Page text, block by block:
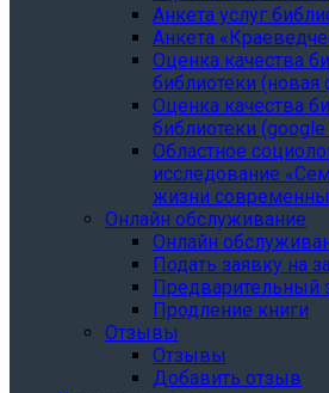
Анкета услуг
Анкета
Oценка качества
библиотеки (новая
Oценка качества
библиотеки
Областное
исследование
жизни
Онлайн обслуживание
Онлайн
Подать заявку на
Предварительный
Продление книги
Отзывы
Отзывы
Добавить отзыв